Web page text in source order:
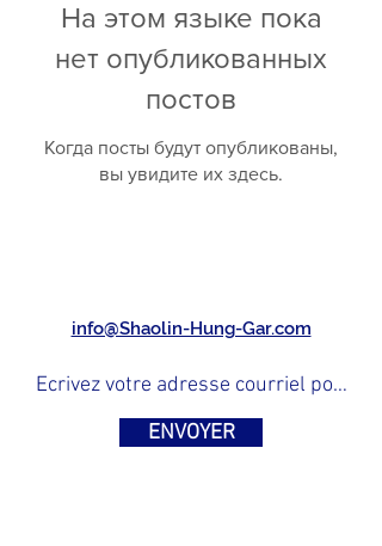
На этом языке пока
нет опубликованных
постов
Когда посты будут опубликованы,
вы увидите их здесь.
info@Shaolin-Hung-Gar.com
ENVOYER